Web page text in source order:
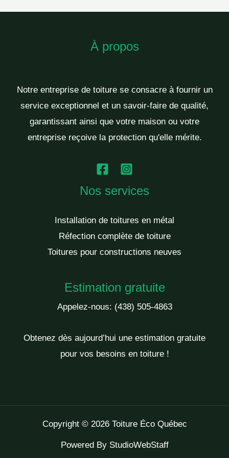
À propos
Notre entreprise de toiture se consacre à fournir un
service exceptionnel et un savoir-faire de qualité,
garantissant ainsi que votre maison ou votre
entreprise reçoive la protection qu'elle mérite.
Nos services
Installation de toitures en métal
Réfection complète de toiture
Toitures pour constructions neuves
Estimation gratuite
Appelez-nous: (438) 505-4863
Obtenez dès aujourd’hui une estimation gratuite
pour vos besoins en toiture !
Copyright © 2026 Toiture Éco Québec
Powered By StudioWebStaff